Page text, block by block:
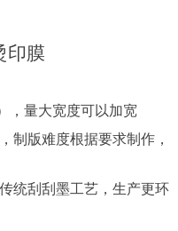
印膜
， 量大宽度可以加宽
， 制版难度根据要求制作，
统刮刮墨工艺，生产更环